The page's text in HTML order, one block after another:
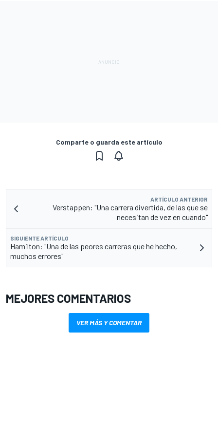
Comparte o guarda este artículo
ARTÍCULO ANTERIOR
Verstappen: "Una carrera divertida, de las que se
necesitan de vez en cuando"
SIGUIENTE ARTÍCULO
Hamilton: "Una de las peores carreras que he hecho,
muchos errores"
MEJORES COMENTARIOS
VER MÁS Y COMENTAR